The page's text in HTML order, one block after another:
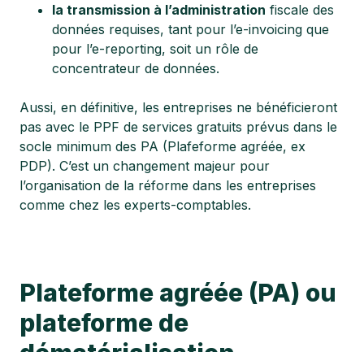
la transmission à l’administration fiscale des
données requises, tant pour l’e-invoicing que
pour l’e-reporting, soit un rôle de
concentrateur de données.
Aussi, en définitive, les entreprises ne bénéficieront
pas avec le PPF de services gratuits prévus dans le
socle minimum des PA (Plafeforme agréée, ex
PDP). C’est un changement majeur pour
l’organisation de la réforme dans les entreprises
comme chez les experts-comptables.
Plateforme agréée (PA) ou
plateforme de